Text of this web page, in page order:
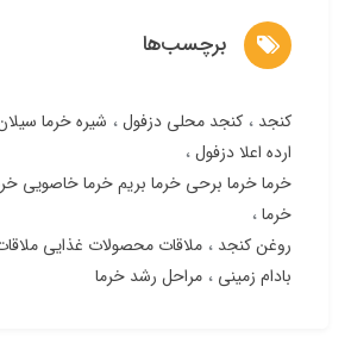
برچسب‌ها
کنجد کنجد محلی دزفول
شیره خرما
ارده اعلا دزفول
خرما خرما برحی خرما بریم خرما خاصویی
خرما
روغن کنجد
ملاقات محصولات غذایی
بادام زمینی
مراحل رشد خرما